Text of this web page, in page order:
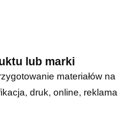
lub marki
materiałów na
druk, online, reklama